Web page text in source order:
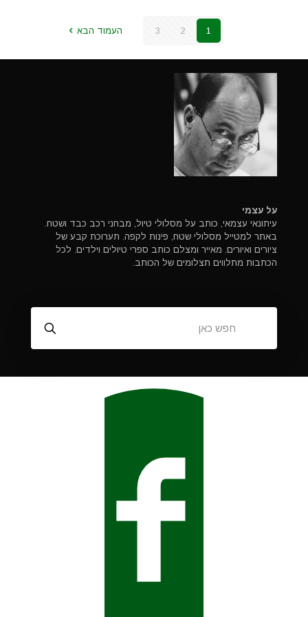
1
2
3 העמוד הבא
על עצמי
עיתונאי עצמאי, כותב על מסלולי טיול, מבחני רכב כבד ושטח.
באתר למטייל מסלולי שטח, פינות לקפה. תערוכת קבע של
ציורים ואיורים. מאייר ומצלם כותב ספרי טיולים וילדים. לכל
הכתבות מתלווים תצלומים של הכותב.